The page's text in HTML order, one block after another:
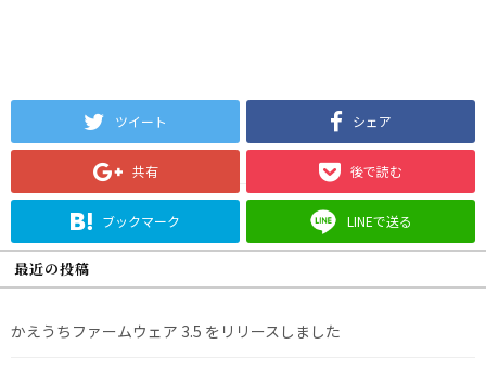
ツイート シェア
共有 後で読む
ブックマーク LINEで送る
最近の投稿
かえうちファームウェア 3.5 をリリースしました